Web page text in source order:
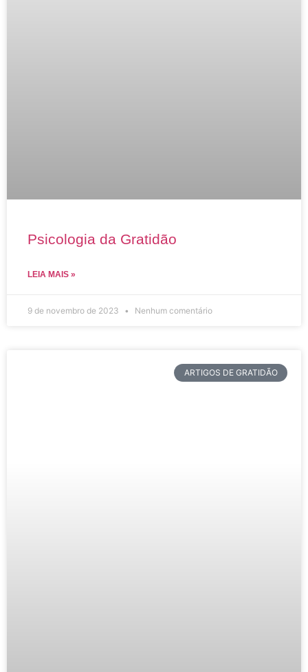
Psicologia da Gratidão
LEIA MAIS »
9 de novembro de 2023 Nenhum comentário
ARTIGOS DE GRATIDÃO